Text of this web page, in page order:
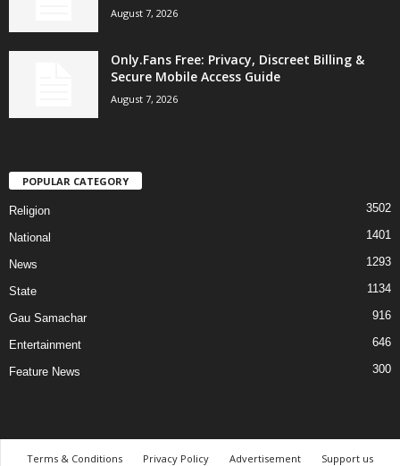
August 7, 2026
Only.Fans Free: Privacy, Discreet Billing &
Secure Mobile Access Guide
August 7, 2026
POPULAR CATEGORY
Religion 3502
National 1401
News 1293
State 1134
Gau Samachar 916
Entertainment 646
Feature News 300
Terms & Conditions Privacy Policy Advertisement Support us